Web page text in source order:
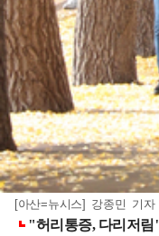
[아산=뉴시스] 강종민 기